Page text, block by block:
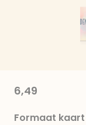
6,49
Formaat kaart